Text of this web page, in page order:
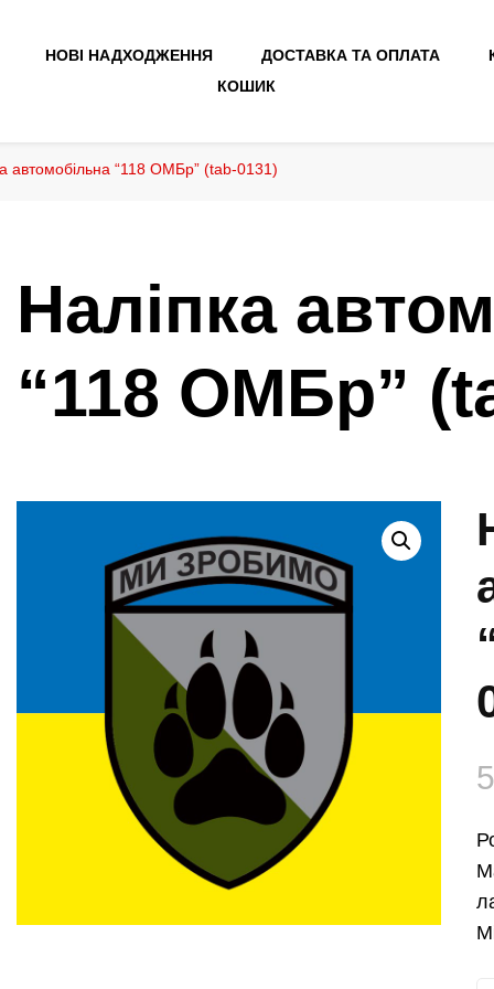
НОВІ НАДХОДЖЕННЯ ДОСТАВКА ТА ОПЛАТА
КОШИК
автомобільна “118 ОМБр” (tab-0131)
Наліпка
“118 ОМБр”